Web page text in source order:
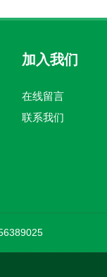
加入我们
在线留言
联系我们